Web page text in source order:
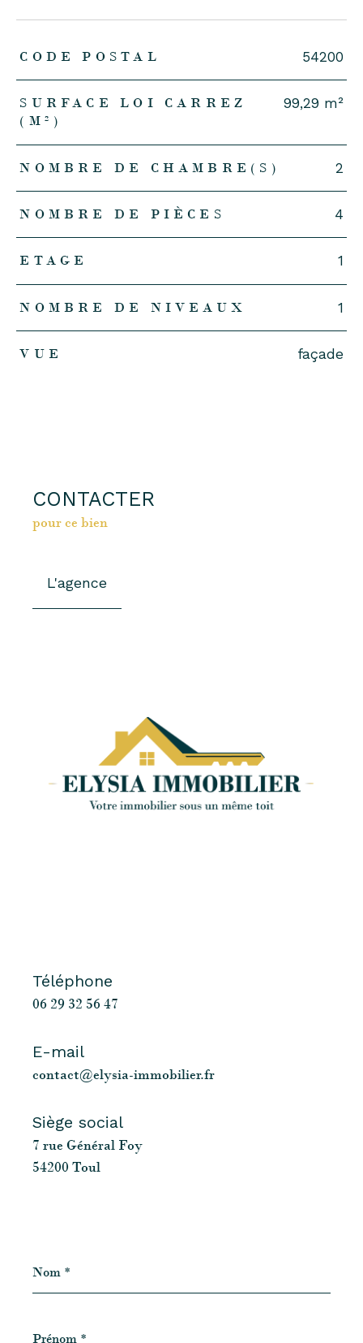
TRAD_ZEPHYR_Caracteristique TRAD_ZEPHYR_Valeurs
CODE POSTAL 54200
SURFACE LOI CARREZ
(M²)
99,29 m²
NOMBRE DE CHAMBRE(S) 2
NOMBRE DE PIÈCES 4
ETAGE 1
NOMBRE DE NIVEAUX 1
VUE façade
CONTACTER
pour ce bien
L'agence
Téléphone
06 29 32 56 47
E-mail
contact@elysia-immobilier.fr
Siège social
7 rue Général Foy
54200 Toul
*
*